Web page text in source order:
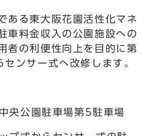
る東大阪花園活性化マネ
車料金収入の公園施設への
者の利便性向上を目的に第
ンサー式へ改修します。
公園駐車場第5駐車場